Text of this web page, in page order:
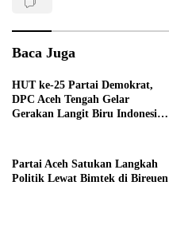
Baca Juga
HUT ke-25 Partai Demokrat,
DPC Aceh Tengah Gelar
Gerakan Langit Biru Indonesia
Partai Aceh Satukan Langkah
Politik Lewat Bimtek di Bireuen